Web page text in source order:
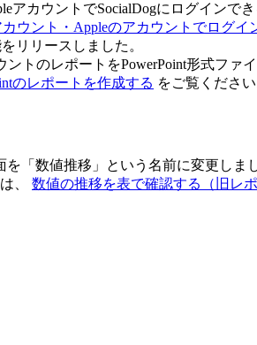
アカウントでSocialDogにログインで
カウント・Appleのアカウントでログイ
リリースしました。
ントのレポートをPowerPoint形式ファ
のレポートを作成する をご覧ください
を「数値推移」という名前に変更しま
、 数値の推移を表で確認する（旧レ